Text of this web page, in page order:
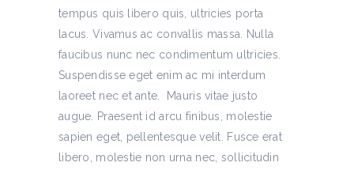
tempus quis libero quis, ultricies porta
lacus. Vivamus ac convallis massa. Nulla
faucibus nunc nec condimentum ultricies.
Suspendisse eget enim ac mi interdum
laoreet nec et ante. Mauris vitae justo
augue. Praesent id arcu finibus, molestie
sapien eget, pellentesque velit. Fusce erat
libero, molestie non urna nec, sollicitudin